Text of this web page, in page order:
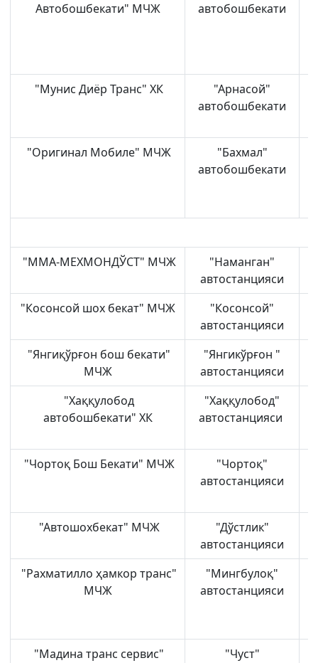
Автобошбекати" МЧЖ
автобошбекати
"Мунис Диёр Транс" ХК
"Арнасой"
автобошбекати
"Оригинал Мобиле" МЧЖ
"Бахмал"
автобошбекати
"ММА-МЕХМОНДЎСТ" МЧЖ
"Наманган"
автостанцияси
"Косонсой шох бекат" МЧЖ
"Косонсой"
автостанцияси
"Янгиқўрғон бош бекати"
МЧЖ
"Янгикўрғон "
автостанцияси
"Хаққулобод
автобошбекати" ХК
"Хаққулобод"
автостанцияси
"Чортоқ Бош Бекати" МЧЖ
"Чортоқ"
автостанцияси
"Автошохбекат" МЧЖ
"Дўстлик"
автостанцияси
"Рахматилло ҳамкор транс"
МЧЖ
"Мингбулоқ"
автостанцияси
"Мадина транс сервис" "Чуст"